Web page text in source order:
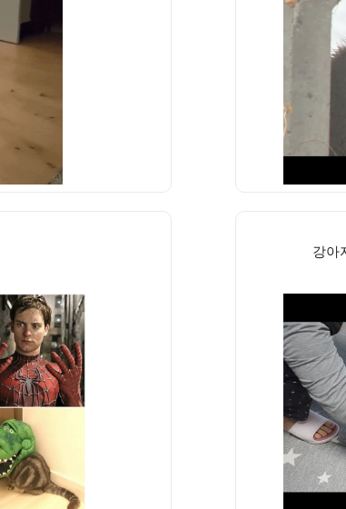
강아